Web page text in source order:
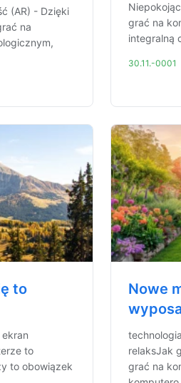
(AR) - Dzięki
na
grać na
integralną
30.11.-0001
to
to
to obowiązek
Nowe
relaksJak
grać na